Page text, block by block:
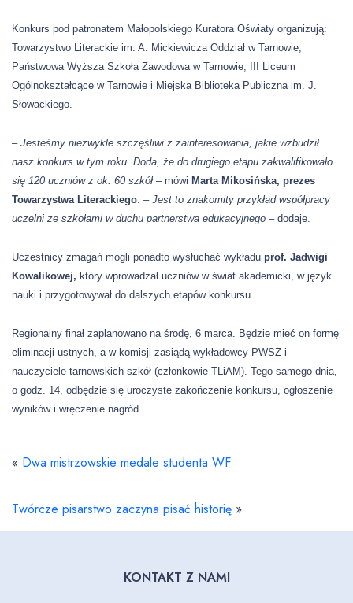
Konkurs pod patronatem Małopolskiego Kuratora Oświaty organizują:
Towarzystwo Literackie im. A. Mickiewicza Oddział w Tarnowie,
Państwowa Wyższa Szkoła Zawodowa w Tarnowie, III Liceum
Ogólnokształcące w Tarnowie i Miejska Biblioteka Publiczna im. J.
Słowackiego.
– Jesteśmy niezwykle szczęśliwi z zainteresowania, jakie wzbudził
nasz konkurs w tym roku. Doda, że do drugiego etapu zakwalifikowało
się 120 uczniów z ok. 60 szkół –mówi Marta Mikosińska, prezes
Towarzystwa Literackiego. – Jest to znakomity przykład współpracy
uczelni ze szkołami w duchu partnerstwa edukacyjnego – dodaje.
Uczestnicy zmagań mogli ponadto wysłuchać wykładu prof. Jadwigi
Kowalikowej, który wprowadzał uczniów w świat akademicki, w język
nauki i przygotowywał do dalszych etapów konkursu.
Regionalny finał zaplanowano na środę, 6 marca. Będzie mieć on formę
eliminacji ustnych, a w komisji zasiądą wykładowcy PWSZ i
nauczyciele tarnowskich szkół (członkowie TLiAM). Tego samego dnia,
o godz. 14, odbędzie się uroczyste zakończenie konkursu, ogłoszenie
wyników i wręczenie nagród.
« Dwa mistrzowskie medale studenta WF
Twórcze pisarstwo zaczyna pisać historię »
KONTAKT Z NAMI